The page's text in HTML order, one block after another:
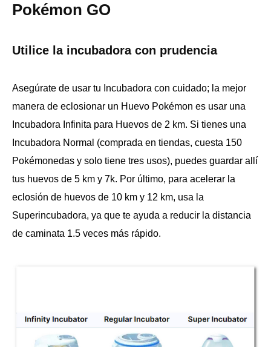
Pokémon GO
Utilice la incubadora con prudencia
Asegúrate de usar tu Incubadora con cuidado; la mejor
manera de eclosionar un Huevo Pokémon es usar una
Incubadora Infinita para Huevos de 2 km. Si tienes una
Incubadora Normal (comprada en tiendas, cuesta 150
Pokémonedas y solo tiene tres usos), puedes guardar allí
tus huevos de 5 km y 7k. Por último, para acelerar la
eclosión de huevos de 10 km y 12 km, usa la
Superincubadora, ya que te ayuda a reducir la distancia
de caminata 1.5 veces más rápido.